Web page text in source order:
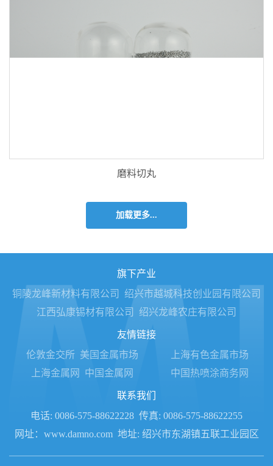
磨料切丸
加载更多...
旗下产业
铜陵龙峰新材料有限公司
绍兴市越城科技创业园有限公司
江西弘康锡材有限公司
绍兴龙峰农庄有限公司
友情链接
伦敦金交所 美国金属市场
上海金属网
中国金属网
上海有色金属市场
中国热喷涂商务网
联系我们
电话: 0086-575-88622228 传真: 0086-575-88622255
网址：www.damno.com 地址: 绍兴市东湖镇五联工业园区